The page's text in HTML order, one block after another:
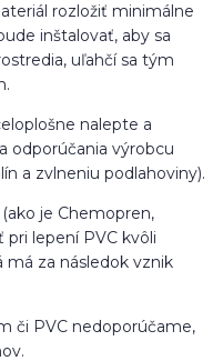
rozložiť minimálne
inštalovať, aby sa
uľahčí sa tým
nalepte a
odporúčania výrobcu
a zvlneniu podlahoviny).
je Chemopren,
pri lepení PVC kvôli
za následok vznik
či PVC nedoporúčame,